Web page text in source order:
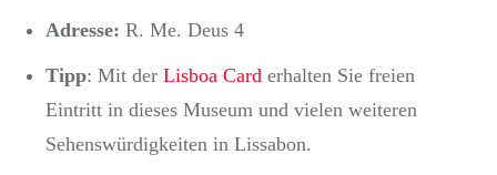
Adresse: R. Me. Deus 4
Tipp: Mit der Lisboa Card erhalten Sie freien
Eintritt in dieses Museum und vielen weiteren
Sehenswürdigkeiten in Lissabon.